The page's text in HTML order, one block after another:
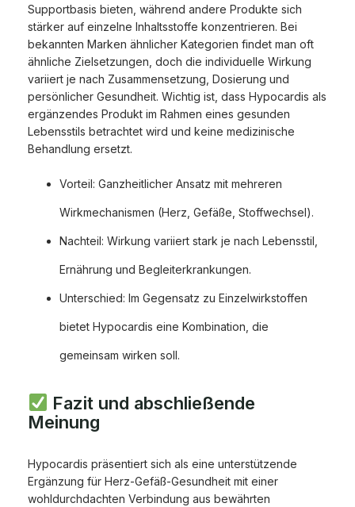
Supportbasis bieten, während andere Produkte sich
stärker auf einzelne Inhaltsstoffe konzentrieren. Bei
bekannten Marken ähnlicher Kategorien findet man oft
ähnliche Zielsetzungen, doch die individuelle Wirkung
variiert je nach Zusammensetzung, Dosierung und
persönlicher Gesundheit. Wichtig ist, dass Hypocardis als
ergänzendes Produkt im Rahmen eines gesunden
Lebensstils betrachtet wird und keine medizinische
Behandlung ersetzt.
Vorteil: Ganzheitlicher Ansatz mit mehreren
Wirkmechanismen (Herz, Gefäße, Stoffwechsel).
Nachteil: Wirkung variiert stark je nach Lebensstil,
Ernährung und Begleiterkrankungen.
Unterschied: Im Gegensatz zu Einzelwirkstoffen
bietet Hypocardis eine Kombination, die
gemeinsam wirken soll.
Fazit und abschließende
Meinung
Hypocardis präsentiert sich als eine unterstützende
Ergänzung für Herz-Gefäß-Gesundheit mit einer
wohldurchdachten Verbindung aus bewährten